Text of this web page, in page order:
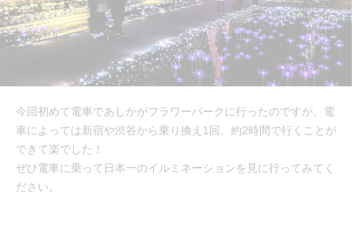
今回初めて電車であしかがフラワーパークに行ったのですが、電
車によっては新宿や渋谷から乗り換え1回、約2時間で行くことが
できて楽でした！
ぜひ電車に乗って日本一のイルミネーションを見に行ってみてく
ださい。